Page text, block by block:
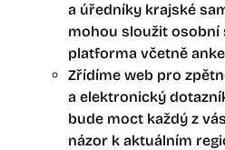
a úředníky krajské
mohou sloužit osobní
platforma včetně
Zřídíme web pro
a elektronický
bude moct každý z
názor k aktuálním